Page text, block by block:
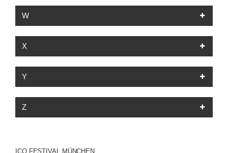
W
X
Y
Z
ICO FESTIVAL MÜNCHEN